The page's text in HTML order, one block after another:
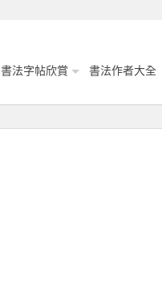
書法字帖欣賞 書法作者大全